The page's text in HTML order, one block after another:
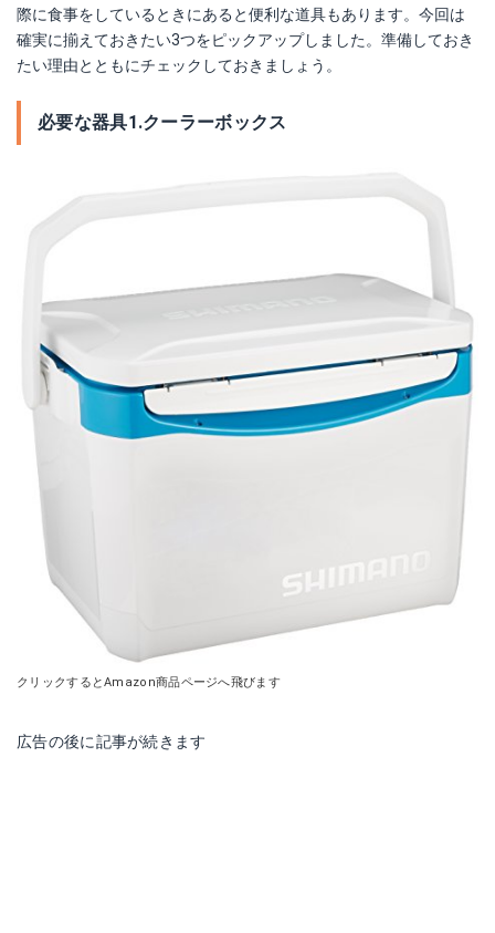
際に食事をしているときにあると便利な道具もあります。今回は
確実に揃えておきたい3つをピックアップしました。準備しておき
たい理由とともにチェックしておきましょう。
必要な器具1.クーラーボックス
クリックするとAmazon商品ページへ飛びます
広告の後に記事が続きます